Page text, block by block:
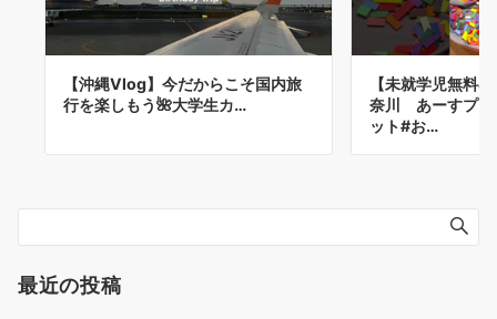
【沖縄Vlog】今だからこそ国内旅
行を楽しもう🌺大学生カ…
【未就学児無料
奈川 あーすプ
ット#お…
最近の投稿